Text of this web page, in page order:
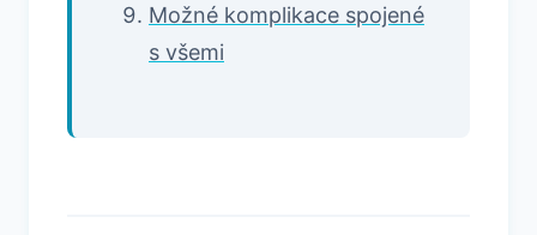
Možné komplikace spojené
s všemi